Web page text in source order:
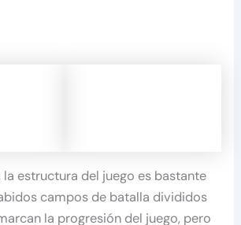
estructura del juego es bastante
campos de batalla divididos
la progresión del juego, pero